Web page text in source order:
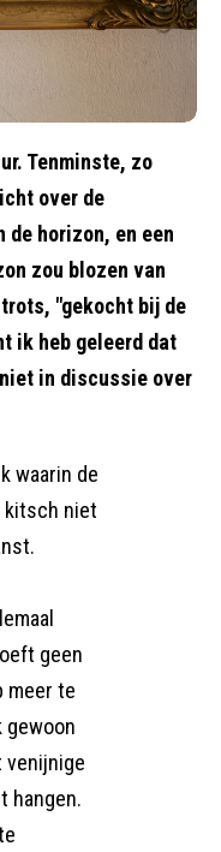
Tenminste, zo
over de
de horizon, en een
zou blozen van
"gekocht bij de
ik heb geleerd dat
in discussie over
waarin de
kitsch niet
geen
meer te
gewoon
venijnige
hangen.